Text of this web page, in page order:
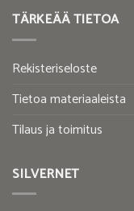
TÄRKEÄÄ TIETOA
Rekisteriseloste
Tietoa materiaaleista
Tilaus ja toimitus
SILVERNET